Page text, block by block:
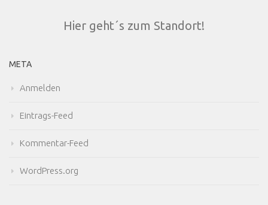
Hier geht´s zum Standort!
META
Anmelden
Eintrags-Feed
Kommentar-Feed
WordPress.org